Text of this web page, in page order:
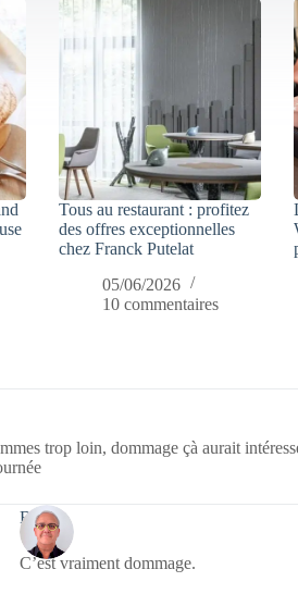
Tous au restaurant : profitez
des offres exceptionnelles
chez Franck Putelat
05/06/2026
10 commentaires
trop loin, dommage çà aurait
Bernie
C’est vraiment dommage.